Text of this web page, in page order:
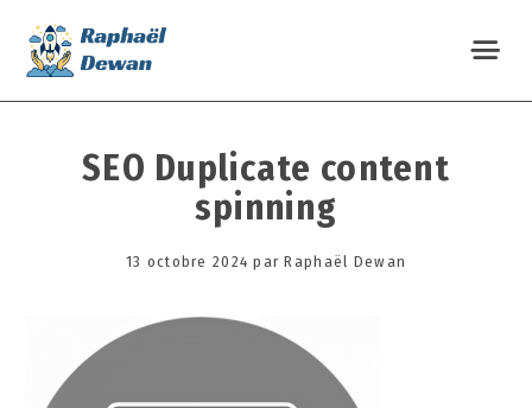
SEO Duplicate content
spinning
Posted
13 octobre 2024 1parRaphaël Dewan